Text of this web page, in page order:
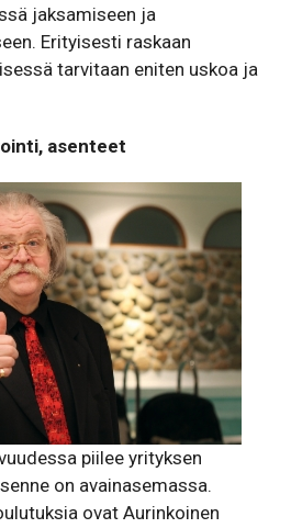
jaksamiseen ja
Erityisesti raskaan
tarvitaan eniten uskoa ja
asenteet
piilee yrityksen
on avainasemassa.
ovat Aurinkoinen